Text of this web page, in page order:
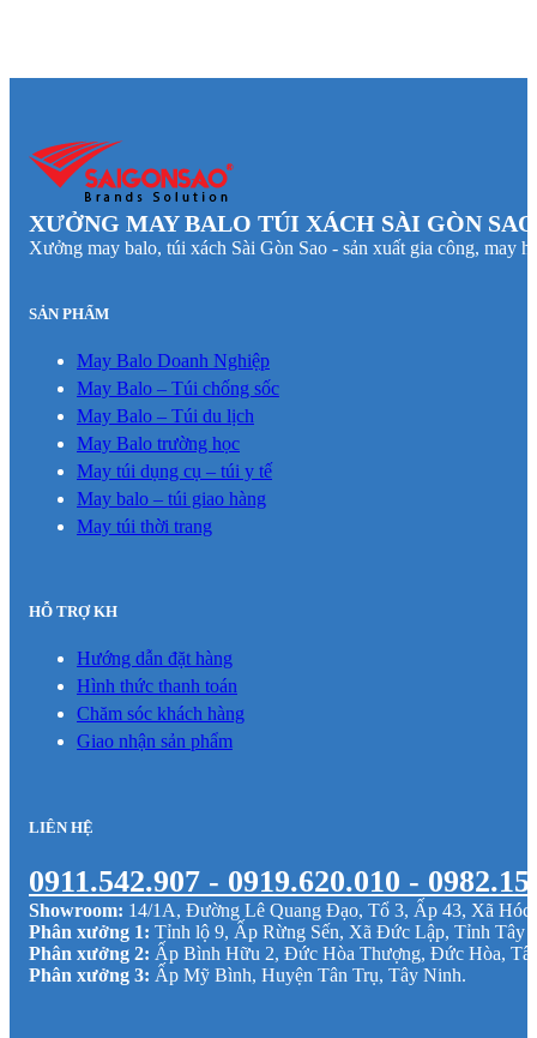
XƯỞNG MAY BALO TÚI XÁCH SÀI GÒN
Xưởng may balo, túi xách Sài Gòn Sao - sản xuất gia công, may
SẢN PHẨM
May Balo Doanh Nghiệp
May Balo – Túi chống sốc
May Balo – Túi du lịch
May Balo trường học
May túi dụng cụ – túi y tế
May balo – túi giao hàng
May túi thời trang
HỖ TRỢ KH
Hướng dẫn đặt hàng
Hình thức thanh toán
Chăm sóc khách hàng
Giao nhận sản phẩm
LIÊN HỆ
0911.542.907 - 0919.620.010 -
Showroom: 14/1A, Đường Lê Quang Đạo, Tổ 3, Ấp 43, Xã Hóc
Phân xưởng 1: Tỉnh lộ 9, Ấp Rừng Sến, Xã Đức Lập, Tỉnh Tây
Phân xưởng 2: Ấp Bình Hữu 2, Đức Hòa Thượng, Đức Hòa,
Phân xưởng 3: Ấp Mỹ Bình, Huyện Tân Trụ, Tây Ninh.